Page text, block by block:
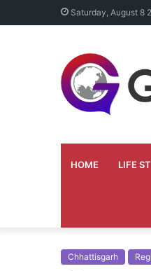
Saturday, August 8
HOME LIFE
Chhattisgarh